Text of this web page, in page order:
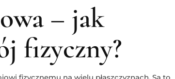
– jak
fizyczny?